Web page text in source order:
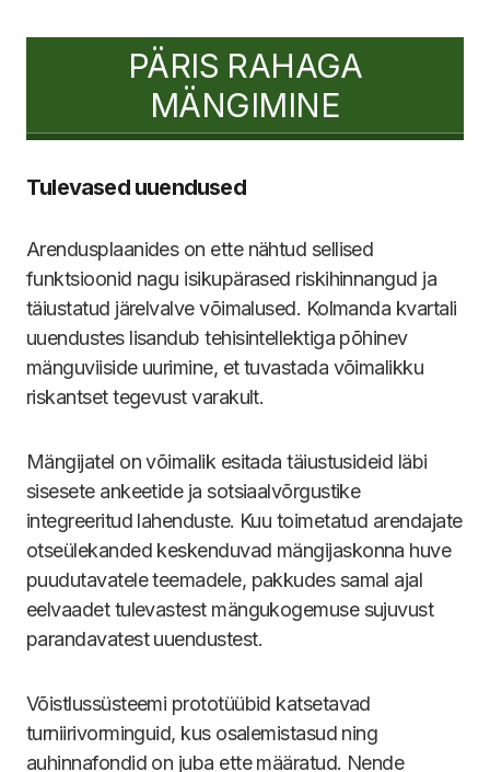
PÄRIS RAHAGA
MÄNGIMINE
Tulevased uuendused
Arendusplaanides on ette nähtud sellised
funktsioonid nagu isikupärased riskihinnangud ja
täiustatud järelvalve võimalused. Kolmanda kvartali
uuendustes lisandub tehisintellektiga põhinev
mänguviiside uurimine, et tuvastada võimalikku
riskantset tegevust varakult.
Mängijatel on võimalik esitada täiustusideid läbi
sisesete ankeetide ja sotsiaalvõrgustike
integreeritud lahenduste. Kuu toimetatud arendajate
otseülekanded keskenduvad mängijaskonna huve
puudutavatele teemadele, pakkudes samal ajal
eelvaadet tulevastest mängukogemuse sujuvust
parandavatest uuendustest.
Võistlussüsteemi prototüübid katsetavad
turniirivorminguid, kus osalemistasud ning
auhinnafondid on juba ette määratud. Nende